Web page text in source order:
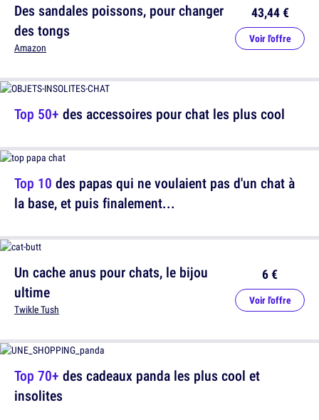
Des sandales poissons, pour changer
des tongs
Amazon
43,44 €
Voir l'offre
Top 10 des papas qui ne voulaient pas d'un chat à
la base, et puis finalement...
Top 70+ des cadeaux panda les plus cool et
insolites
Top 50+ des accessoires pour chat les plus cool
Un cache anus pour chats, le bijou
ultime
Twikle Tush
6 €
Voir l'offre